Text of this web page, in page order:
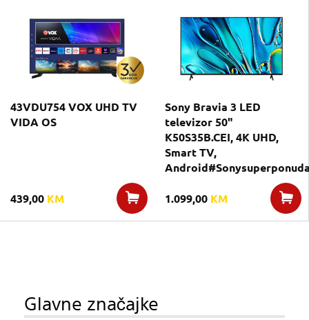
43VDU754 VOX UHD TV
VIDA OS
439,00 KM
Sony Bravia 3 LED
televizor 50"
K50S35B.CEI, 4K UHD,
Smart TV,
1.099,00 KM
Glavne značajke